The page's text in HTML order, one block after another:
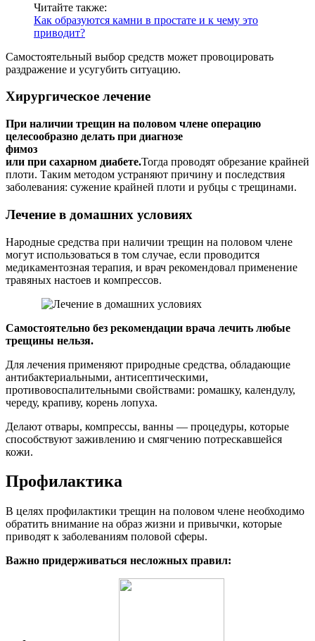
Читайте также:
Как образуются камни в простате и к чему это
приводит?
Самостоятельный выбор средств может провоцировать
раздражение и усугубить ситуацию.
Хирургическое лечение
При наличии трещин на половом члене операцию
целесообразно делать при диагнозе
фимоз
или при сахарном диабете.Тогда проводят обрезание крайней
плоти. Таким методом устраняют причину и последствия
заболевания: сужение крайней плоти и рубцы с трещинами.
Лечение в домашних условиях
Народные средства при наличии трещин на половом члене
могут использоваться в том случае, если проводится
медикаментозная терапия, и врач рекомендовал применение
травяных настоев и компрессов.
Самостоятельно без рекомендации врача лечить любые
трещины нельзя.
Для лечения применяют природные средства, обладающие
антибактериальными, антисептическими,
противовоспалительными свойствами: ромашку, календулу,
череду, крапиву, корень лопуха.
Делают отвары, компрессы, ванны — процедуры, которые
способствуют заживлению и смягчению потрескавшейся
кожи.
Профилактика
В целях профилактики трещин на половом члене необходимо
обратить внимание на образ жизни и привычки, которые
приводят к заболеваниям половой сферы.
Важно придерживаться несложных правил: